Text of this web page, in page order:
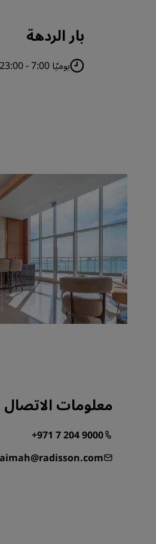
بار الردهة
يوميًا 7:00 - 23:00
معلومات الاتصال
+971 7 204 9000